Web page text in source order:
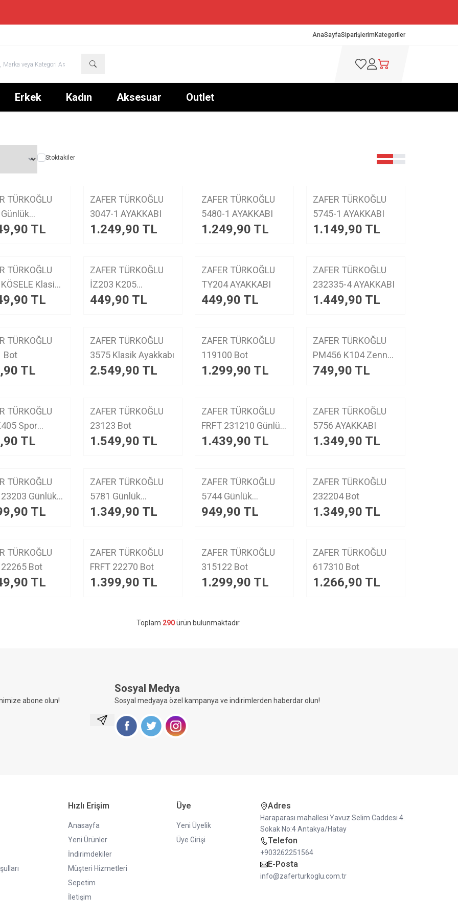
AnaSayfaSiparişlerim Kategoriler
Favorilerim
Hesabım
Sepetim
Erkek Kadın Aksesuar Outlet
Stoktakiler
TÜRKOĞLU
TL
YENI
ZAFER TÜRKOĞLU
3047-1 AYAKKABI
1.249,90 TL
YENI
ZAFER TÜRKOĞLU
5480-1 AYAKKABI
1.249,90 TL
YENI
ZAFER TÜRKOĞLU
5745-1 AYAKKABI
1.149,90 TL
TÜRKOĞLU
Klasik
TL
YENI
ZAFER TÜRKOĞLU
İZ203 K205
AYAKKABI
449,90 TL
YENI
ZAFER TÜRKOĞLU
TY204 AYAKKABI
449,90 TL
YENI
ZAFER TÜRKOĞLU
232335-4 AYAKKABI
1.449,90 TL
TÜRKOĞLU
M001 Bot
TL
YENI
ZAFER TÜRKOĞLU
3575 Klasik Ayakkabı
2.549,90 TL
YENI
ZAFER TÜRKOĞLU
119100 Bot
1.299,90 TL
YENI
ZAFER TÜRKOĞLU
PM456 K104 Zenne
Bot
749,90 TL
TÜRKOĞLU
Spor
TL
YENI
ZAFER TÜRKOĞLU
23123 Bot
1.549,90 TL
YENI
ZAFER TÜRKOĞLU
FRFT 231210 Günlük
Ayakkabı
1.439,90 TL
YENI
ZAFER TÜRKOĞLU
5756 AYAKKABI
1.349,90 TL
TÜRKOĞLU
Günlük
TL
YENI
ZAFER TÜRKOĞLU
5781 Günlük
Ayakkabı
1.349,90 TL
YENI
ZAFER TÜRKOĞLU
5744 Günlük
Ayakkabı
949,90 TL
YENI
ZAFER TÜRKOĞLU
232204 Bot
1.349,90 TL
TÜRKOĞLU
FRFT 22265 Bot
TL
YENI
ZAFER TÜRKOĞLU
FRFT 22270 Bot
1.399,90 TL
YENI
ZAFER TÜRKOĞLU
315122 Bot
1.299,90 TL
YENI
ZAFER TÜRKOĞLU
617310 Bot
1.266,90 TL
Toplam 290ürün bulunmaktadır.
abone olun!
Kayıt Ol
Sosyal Medya
Sosyal medyaya özel kampanya ve indirimlerden haberdar olun!
FacebookTwitterInstagram
Hızlı Erişim
Anasayfa
Yeni Ürünler
İndirimdekiler
Müşteri Hizmetleri
Sepetim
İletişim
Üye
Yeni Üyelik
Üye Girişi
Adres
Haraparası mahallesi Yavuz Selim Caddesi 4.
Sokak No:4 Antakya/Hatay
Telefon
+903262251564
E-Posta
info@zaferturkoglu.com.tr